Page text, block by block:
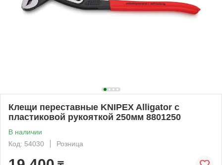
Клещи переставные KNIPEX Alligator с
пластиковой рукояткой 250мм 8801250
В наличии
Код: 54030
Розница